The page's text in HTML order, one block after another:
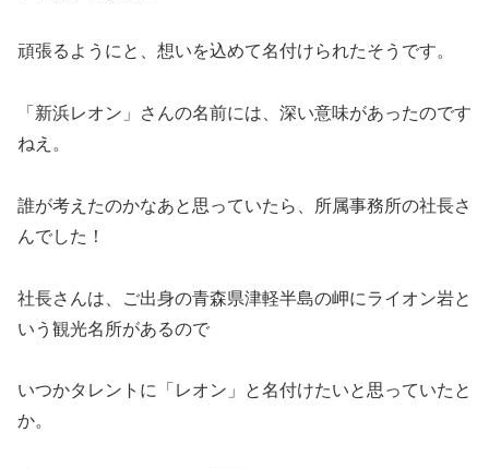
頑張るようにと、想いを込めて名付けられたそうです。
「新浜レオン」さんの名前には、深い意味があったのです
ねえ。
誰が考えたのかなあと思っていたら、所属事務所の社長さ
んでした！
社長さんは、ご出身の青森県津軽半島の岬にライオン岩と
いう観光名所があるので
いつかタレントに「レオン」と名付けたいと思っていたと
か。